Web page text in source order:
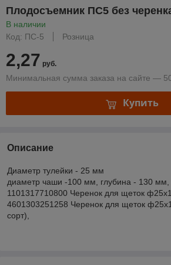
Плодосъемник ПС5 без
В наличии
Код: ПС-5
Розница
2,27 руб.
Минимальная сумма заказа на сайте —
Купить
Описание
Диаметр тулейки - 25 мм
диаметр чаши -100 мм, глубина - 130 мм,
1101317710800 Черенок для щеток
4601303251258 Черенок для щеток
сорт),